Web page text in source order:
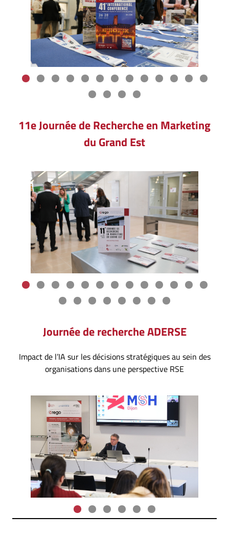
11e Journée de Recherche en Marketing
du Grand Est
Journée de recherche ADERSE
Impact de l’IA sur les décisions stratégiques au sein des
organisations dans une perspective RSE